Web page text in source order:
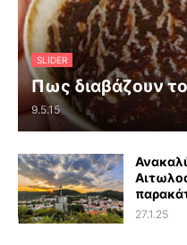
SLIDER
Πως διαβάζουν
9.5.15
27.1.25